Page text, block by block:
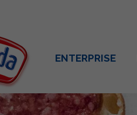
ENTERPRISE